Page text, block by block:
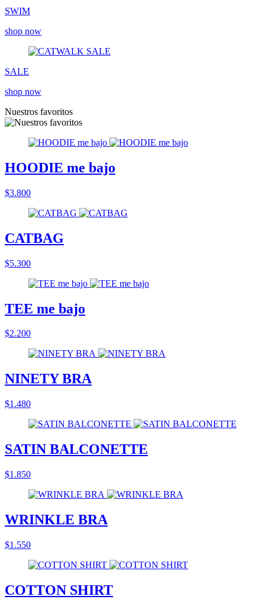
SWIM
shop now
SALE
shop now
Nuestros favoritos
HOODIE me bajo
$3.800
CATBAG
$5.300
TEE me bajo
$2.200
NINETY BRA
$1.480
SATIN BALCONETTE
$1.850
WRINKLE BRA
$1.550
COTTON SHIRT